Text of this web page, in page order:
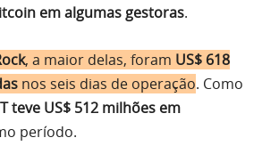
em algumas gestoras.
, a maior delas, foram US$ 618
nos seis dias de operação. Como
teve US$ 512 milhões em
período.